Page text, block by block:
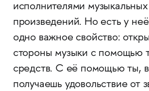
исполнителями музыкальных
произведений. Но есть у
одно важное свойство:
стороны музыки с помощью
средств. С её помощью ты,
получаешь удовольствие от